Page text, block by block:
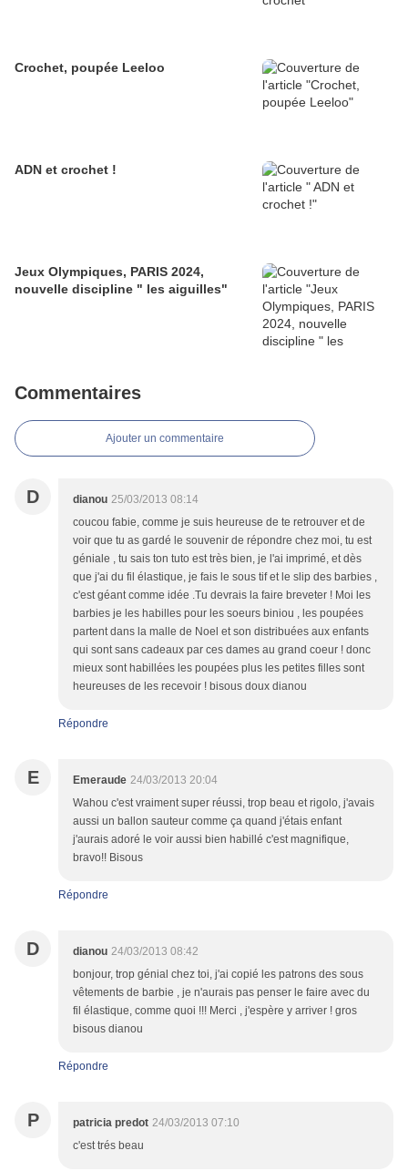
Crochet, poupée Leeloo
ADN et crochet !
Jeux Olympiques, PARIS 2024,
nouvelle discipline " les aiguilles"
Commentaires
Ajouter un commentaire
D dianou 25/03/2013 08:14
coucou fabie, comme je suis heureuse de te retrouver et de
voir que tu as gardé le souvenir de répondre chez moi, tu est
géniale , tu sais ton tuto est très bien, je l'ai imprimé, et dès
que j'ai du fil élastique, je fais le sous tif et le slip des barbies ,
c'est géant comme idée .Tu devrais la faire breveter ! Moi les
barbies je les habilles pour les soeurs biniou , les poupées
partent dans la malle de Noel et son distribuées aux enfants
qui sont sans cadeaux par ces dames au grand coeur ! donc
mieux sont habillées les poupées plus les petites filles sont
heureuses de les recevoir ! bisous doux dianou
Répondre
E Emeraude 24/03/2013 20:04
Wahou c'est vraiment super réussi, trop beau et rigolo, j'avais
aussi un ballon sauteur comme ça quand j'étais enfant
j'aurais adoré le voir aussi bien habillé c'est magnifique,
bravo!! Bisous
Répondre
D dianou 24/03/2013 08:42
bonjour, trop génial chez toi, j'ai copié les patrons des sous
vêtements de barbie , je n'aurais pas penser le faire avec du
fil élastique, comme quoi !!! Merci , j'espère y arriver ! gros
bisous dianou
Répondre
P patricia predot 24/03/2013 07:10
c'est trés beau